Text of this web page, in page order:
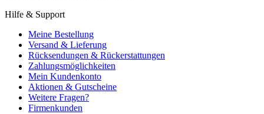
Hilfe & Support
Meine Bestellung
Versand & Lieferung
Rücksendungen & Rückerstattungen
Zahlungsmöglichkeiten
Mein Kundenkonto
Aktionen & Gutscheine
Weitere Fragen?
Firmenkunden